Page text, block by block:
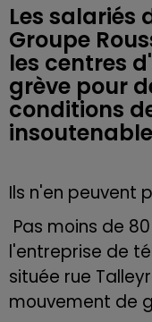
Les salariés
Groupe
les centres
grève pour
conditions
Ils n'en peuvent
Pas moins de
l'entreprise de
située rue
mouvement de